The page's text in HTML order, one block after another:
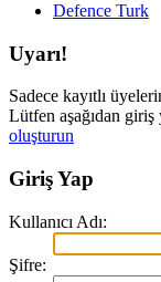
Defence Turk
Uyarı!
Sadece kayıtlı
Lütfen aşağıdan
oluşturun
Giriş Yap
Kullanıcı Adı:
Şifre: